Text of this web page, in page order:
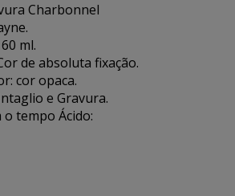
Charbonnel
ml.
de absoluta fixação.
cor opaca.
e Gravura.
tempo Ácido: